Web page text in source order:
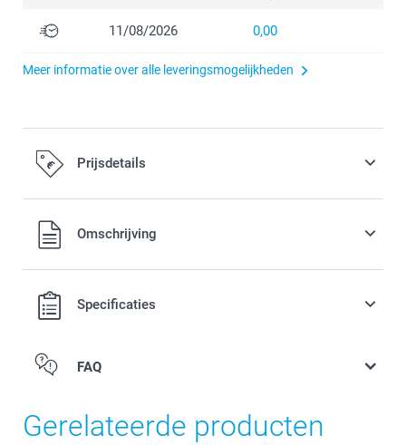
11/08/2026 0,00
Meer informatie over alle leveringsmogelijkheden
Prijsdetails
Alle prijzen zijn inclusief BTW
Omschrijving
Specificaties
FAQ
Gerelateerde producten